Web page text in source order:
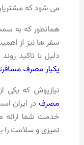
می شود که
همانطور که به
سفر ها نیز از
دلیل با تاکید
یکبار مصرف
نیازپوش که یکی
مصرف در ایران
خدمت شما ارائه
تمیزی و سلامت را